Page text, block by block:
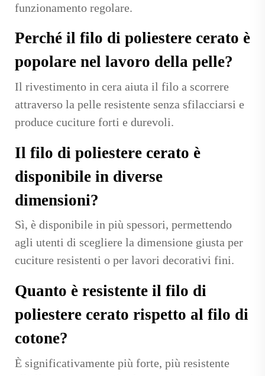
funzionamento regolare.
Perché il filo di poliestere cerato è
popolare nel lavoro della pelle?
Il rivestimento in cera aiuta il filo a scorrere
attraverso la pelle resistente senza sfilacciarsi e
produce cuciture forti e durevoli.
Il filo di poliestere cerato è
disponibile in diverse
dimensioni?
Sì, è disponibile in più spessori, permettendo
agli utenti di scegliere la dimensione giusta per
cuciture resistenti o per lavori decorativi fini.
Quanto è resistente il filo di
poliestere cerato rispetto al filo di
cotone?
È significativamente più forte, più resistente